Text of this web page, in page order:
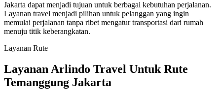
Jakarta dapat menjadi tujuan untuk berbagai kebutuhan perjalanan.
Layanan travel menjadi pilihan untuk pelanggan yang ingin
memulai perjalanan tanpa ribet mengatur transportasi dari rumah
menuju titik keberangkatan.
Layanan Rute
Layanan Arlindo Travel Untuk Rute
Temanggung Jakarta